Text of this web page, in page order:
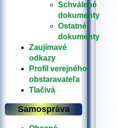
Schválené
dokumenty
Ostatné
dokumenty
Zaujímavé
odkazy
Profil verejného
obstaravateľa
Tlačivá
Samospráva